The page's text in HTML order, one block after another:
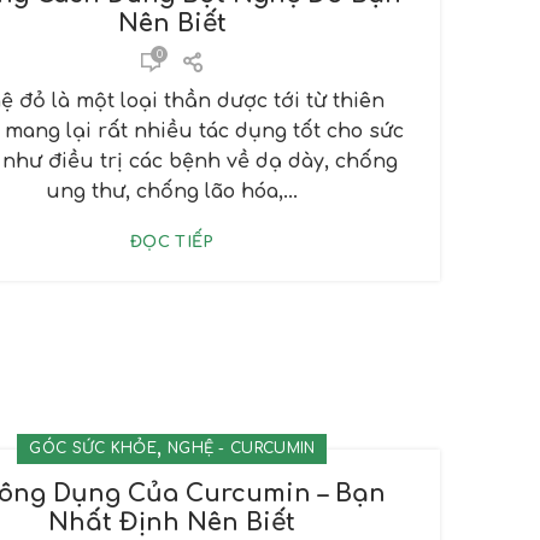
Nên Biết
0
đỏ là một loại thần dược tới từ thiên
lại rất nhiều tác dụng tốt cho sức
điều trị các bệnh về dạ dày, chống
ung thư, chống lão hóa,...
ĐỌC TIẾP
GÓC SỨC KHỎE, NGHỆ - CURCUMIN
Dụng Của Curcumin – Bạn
Nhất Định Nên Biết